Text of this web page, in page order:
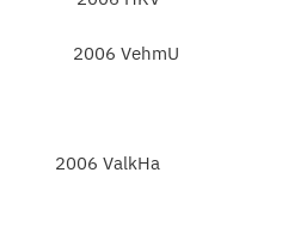
2006 VehmU
2006 ValkHa